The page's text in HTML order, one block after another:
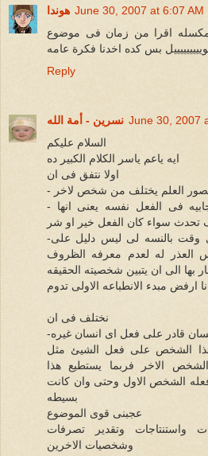
هوندا June 30, 2007 at 6:07 AM
مكسله اقرا من زمان فى موضوع
Reply
نسرين - أمة الله June 30, 2007
السلام عليكم
ايه ياعم ياسر الكلام الكبير ده
اولا نتفق فى ان
تصور العلم يختلف من شخص لاخر
- النيه الاجابيه المقصود بيها ايجابيه فى الفعل نفسه يعنى انها
سواء كان الفعل خير او شر
-نعم تصرف اى شخص فى اى وقت بالنسه لى ليس دليل على
العذر له لعدم معرفه الظروف
بها الى ان يتبين شخصيته الحقيقه
ارفض مبدء الانطباعه الاولى تدوم
نختلف فى ان
قادر على فعل اى انسان غيره
الشخص على فعل الشيئ مثل
الاخر فربما يستطيع هذا
الشخص الاول وحتى وان كانت
بسيطه
عجبنى قوى الموضوع
وتقدير تصرفات
وشخصيات الاخرين